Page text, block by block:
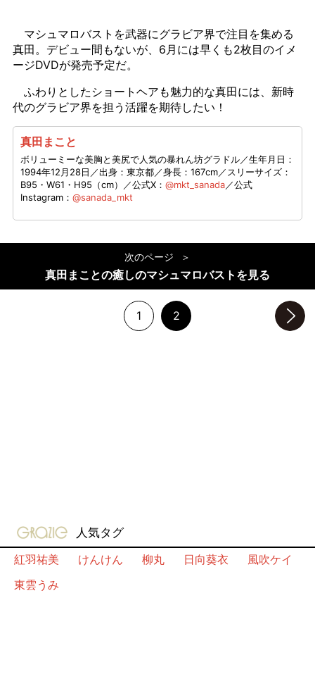
マシュマロバストを武器にグラビア界で注目を集める
真田。デビュー間もないが、6月には早くも2枚目のイメ
ージDVDが発売予定だ。
ふわりとしたショートヘアも魅力的な真田には、新時
代のグラビア界を担う活躍を期待したい！
真田まこと
ボリューミーな美胸と美尻で人気の暴れん坊グラドル／生年月日：
1994年12月28日／出身：東京都／身長：167cm／スリーサイズ：
B95・W61・H95（cm）／公式X： @mkt_sanada／公式
Instagram： @sanada_mkt
次のページ
真田まことの癒しのマシュマロバストを見る
1 2
gravure-grazie
人気タグ
紅羽祐美
けんけん 柳丸 日向葵衣
風吹ケイ
東雲うみ